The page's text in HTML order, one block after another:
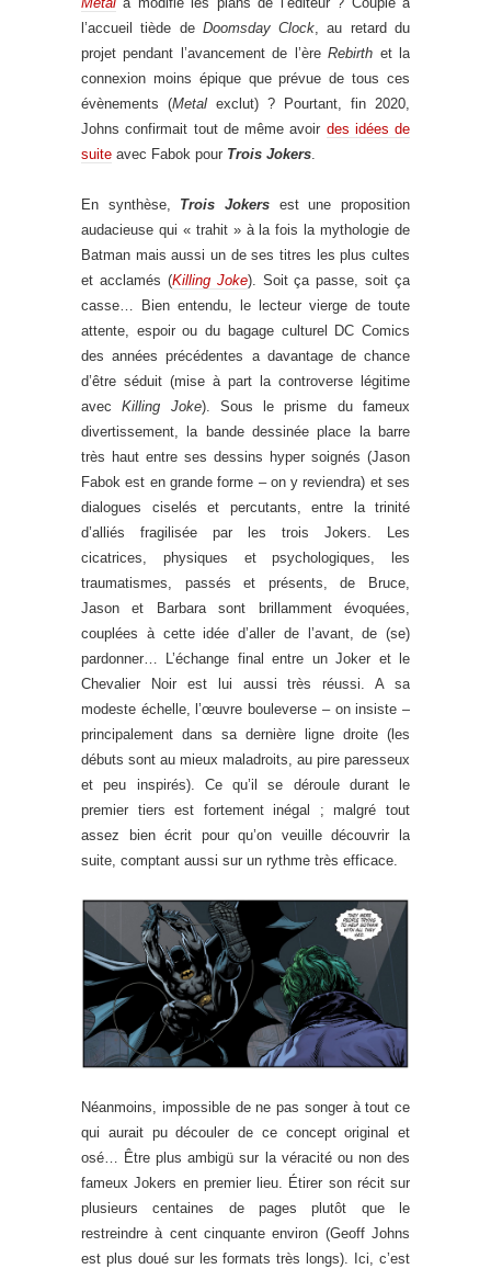
l’accueil tiède de Doomsday Clock, au retard du
projet pendant l’avancement de l’èreRebirth et la
connexion moins épique que prévue de tous ces
évènements (Metal exclut) ? Pourtant, fin 2020,
Johns confirmait tout de même avoir des idées de
suite avec Fabok pour Trois Jokers.
En synthèse, Trois Jokers est une proposition
audacieuse qui « trahit » à la fois la mythologie de
Batman mais aussi un de ses titres les plus cultes
et acclamés (Killing Joke). Soit ça passe, soit ça
casse… Bien entendu, le lecteur vierge de toute
attente, espoir ou du bagage culturel DC Comics
des années précédentes a davantage de chance
d’être séduit (mise à part la controverse légitime
avecKilling Joke). Sous le prisme du fameux
divertissement, la bande dessinée place la barre
très haut entre ses dessins hyper soignés (Jason
Fabok est en grande forme – on y reviendra) et ses
dialogues ciselés et percutants, entre la trinité
d’alliés fragilisée par les trois Jokers. Les
cicatrices, physiques et psychologiques, les
traumatismes, passés et présents, de Bruce,
Jason et Barbara sont brillamment évoquées,
couplées à cette idée d’aller de l’avant, de (se)
pardonner… L’échange final entre un Joker et le
Chevalier Noir est lui aussi très réussi. A sa
modeste échelle, l’œuvre bouleverse – on insiste –
principalement dans sa dernière ligne droite (les
débuts sont au mieux maladroits, au pire paresseux
et peu inspirés). Ce qu’il se déroule durant le
premier tiers est fortement inégal ; malgré tout
assez bien écrit pour qu’on veuille découvrir la
suite, comptant aussi sur un rythme très efficace.
Néanmoins, impossible de ne pas songer à tout ce
qui aurait pu découler de ce concept original et
osé… Être plus ambigü sur la véracité ou non des
fameux Jokers en premier lieu. Étirer son récit sur
plusieurs centaines de pages plutôt que le
restreindre à cent cinquante environ (Geoff Johns
est plus doué sur les formats très longs). Ici, c’est